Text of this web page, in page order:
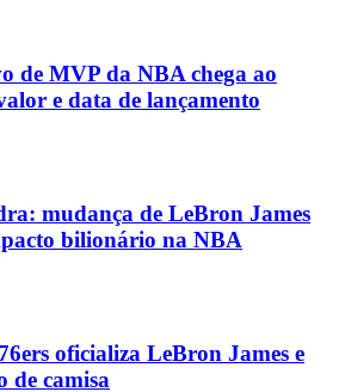
de MVP da NBA chega ao
e data de lançamento
mudança de LeBron James
bilionário na NBA
oficializa LeBron James e
de camisa